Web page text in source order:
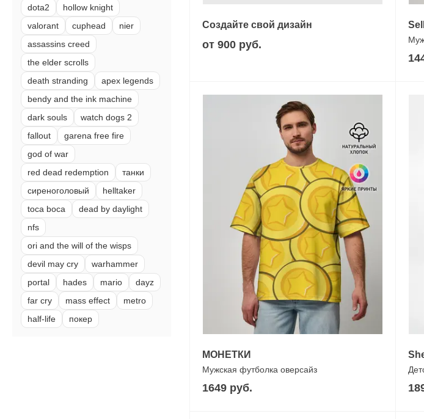
dota2
hollow knight
valorant
cuphead
nier
assassins creed
the elder scrolls
death stranding
apex legends
bendy and the ink machine
dark souls
watch dogs 2
fallout
garena free fire
god of war
red dead redemption
танки
сиреноголовый
helltaker
toca boca
dead by daylight
nfs
ori and the will of the wisps
devil may cry
warhammer
portal
hades mario
dayz
far cry
mass effect
metro
half-life
покер
Создайте свой дизайн
от 900 руб.
МОНЕТКИ
Мужская футболка оверсайз
1649 руб.